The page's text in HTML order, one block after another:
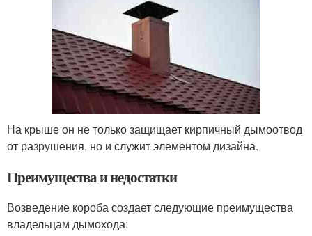
На крыше он не только защищает кирпичный дымоотвод
от разрушения, но и служит элементом дизайна.
Преимущества и недостатки
Возведение короба создает следующие преимущества
владельцам дымохода: